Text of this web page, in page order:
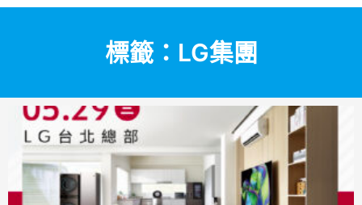
標籤：LG集團